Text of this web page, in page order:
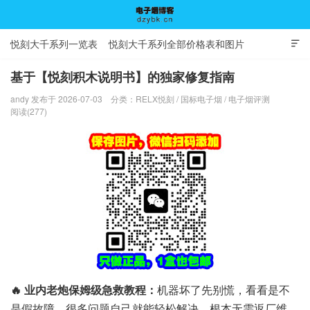

悦刻大千系列一览表 悦刻大千系列全部价格表和图片
基于【悦刻积木说明书】的独家修复指南
andy 发布于 2026-07-03 分类： RELX悦刻 / 国标电子烟 / 电子烟评测
阅读(277)
🔥 业内老炮保姆级急救教程： 机器坏了先别慌，看看是不